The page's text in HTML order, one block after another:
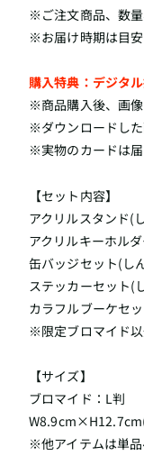
※ご注文商品、数量
※お届け時期は目安
購入特典：デジタ
※商品購入後、画像
※ダウンロードした
※実物のカードは届
【セット内容】
アクリルスタンド(
アクリルキーホル
缶バッジセット(し
ステッカーセット(
カラフルブーケセ
※限定ブロマイド以
【サイズ】
ブロマイド：L判
※他アイテムは単品